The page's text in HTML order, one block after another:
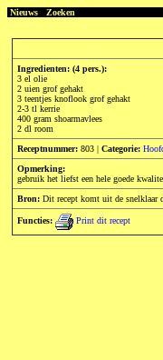
Nieuws Zoeken
Ingredienten: (4 pers.):
3 el olie
2 uien grof gehakt
3 teentjes knoflook grof gehakt
2-3 tl kerrie
400 gram shoarmavlees
2 dl room
Receptnummer: 803 | Categorie:
Opmerking:
gebruik het liefst een hele goede
Bron: Dit recept komt uit de snelklaar
Functies: Print dit recept